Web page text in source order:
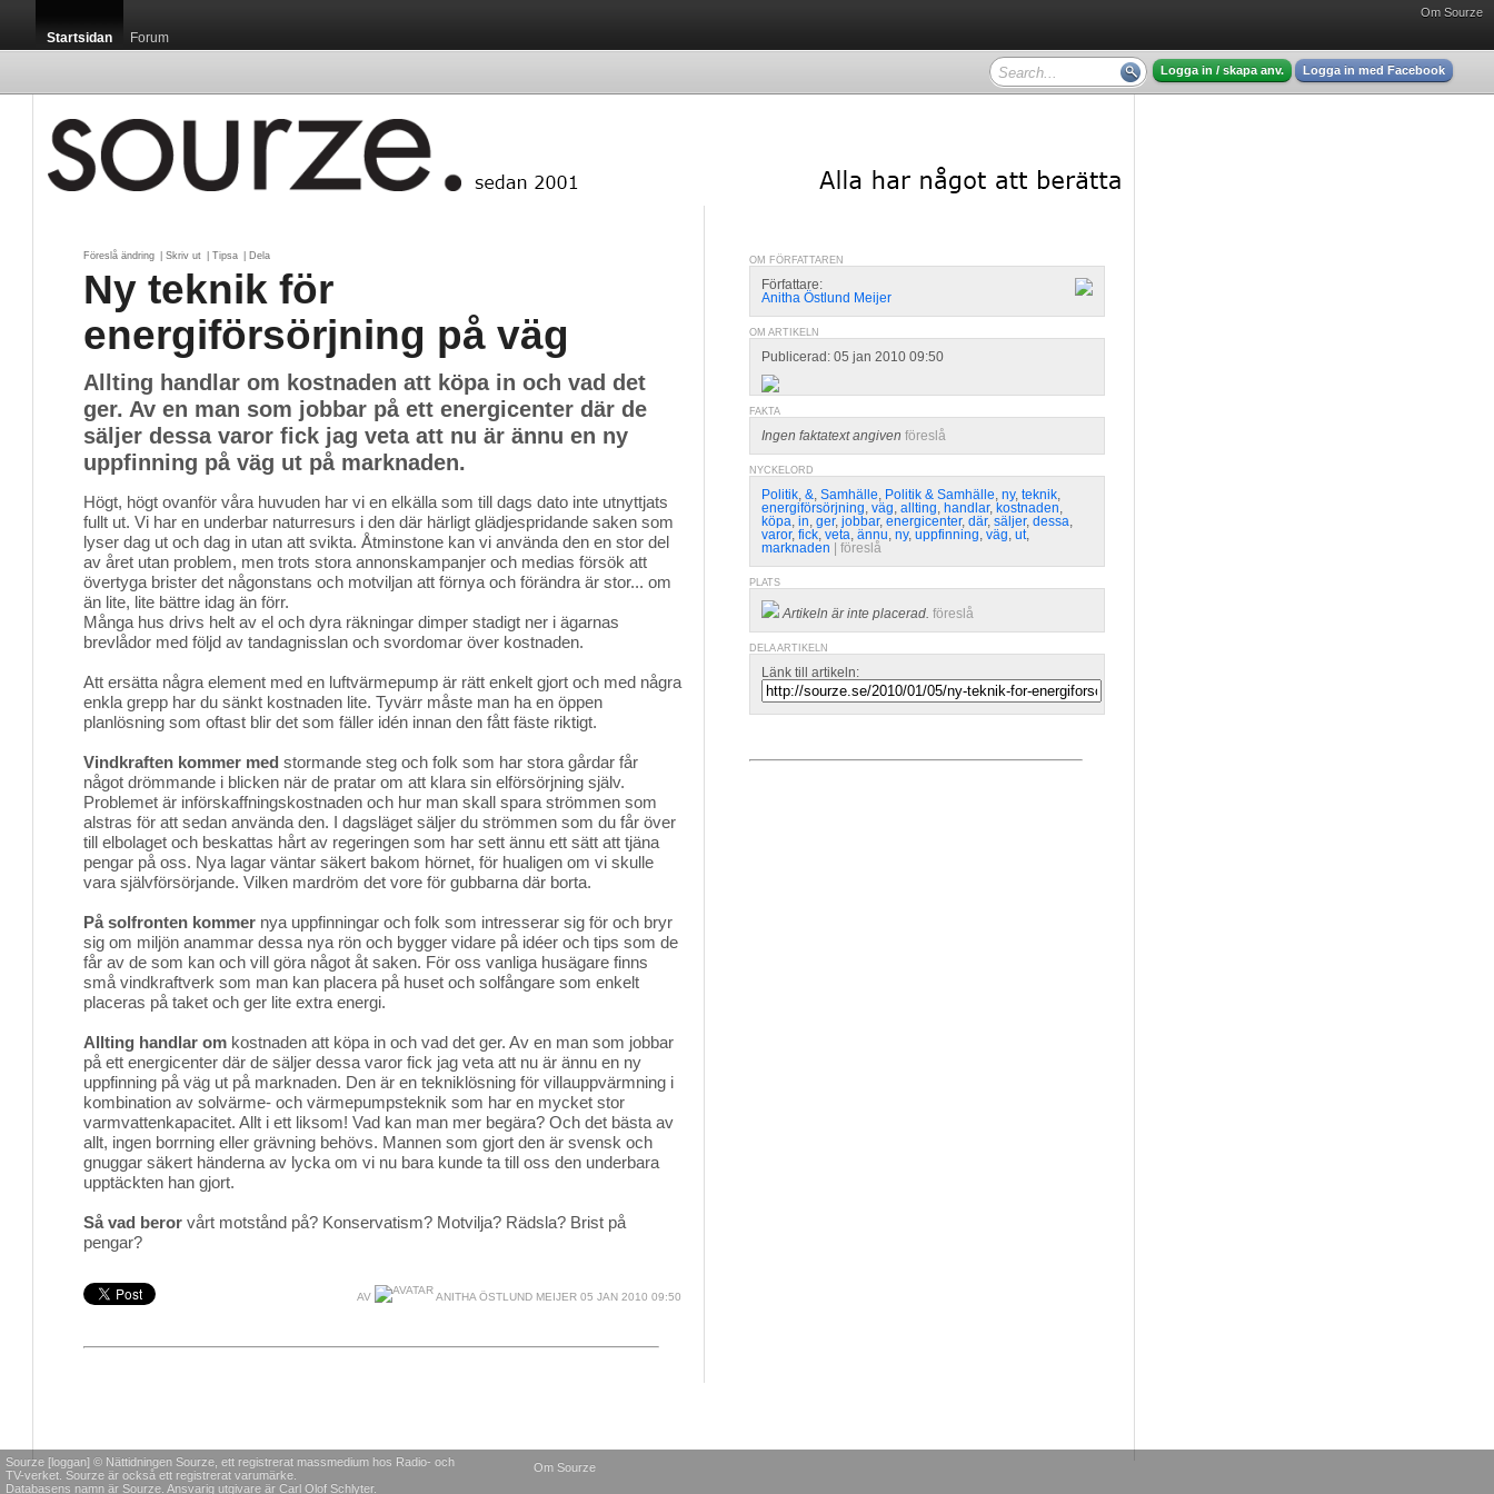
Om Sourze
Startsidan Forum
Logga in / skapa anv. Logga in med Facebook
Föreslå ändring Skriv ut Tipsa Dela
Ny teknik för
energiförsörjning på väg
Allting handlar om kostnaden att köpa in och vad det
ger. Av en man som jobbar på ett energicenter där de
säljer dessa varor fick jag veta att nu är ännu en ny
uppfinning på väg ut på marknaden.
Högt, högt ovanför våra huvuden har vi en elkälla som till dags dato inte utnyttjats
fullt ut. Vi har en underbar naturresurs i den där härligt glädjespridande saken som
lyser dag ut och dag in utan att svikta. Åtminstone kan vi använda den en stor del
av året utan problem, men trots stora annonskampanjer och medias försök att
övertyga brister det någonstans och motviljan att förnya och förändra är stor... om
än lite, lite bättre idag än förr.
Många hus drivs helt av el och dyra räkningar dimper stadigt ner i ägarnas
brevlådor med följd av tandagnisslan och svordomar över kostnaden.
Att ersätta några element med en luftvärmepump är rätt enkelt gjort och med några
enkla grepp har du sänkt kostnaden lite. Tyvärr måste man ha en öppen
planlösning som oftast blir det som fäller idén innan den fått fäste riktigt.
Vindkraften kommer med stormande steg och folk som har stora gårdar får
något drömmande i blicken när de pratar om att klara sin elförsörjning själv.
Problemet är införskaffningskostnaden och hur man skall spara strömmen som
alstras för att sedan använda den. I dagsläget säljer du strömmen som du får över
till elbolaget och beskattas hårt av regeringen som har sett ännu ett sätt att tjäna
pengar på oss. Nya lagar väntar säkert bakom hörnet, för hualigen om vi skulle
vara självförsörjande. Vilken mardröm det vore för gubbarna där borta.
På solfronten kommer nya uppfinningar och folk som intresserar sig för och bryr
sig om miljön anammar dessa nya rön och bygger vidare på idéer och tips som de
får av de som kan och vill göra något åt saken. För oss vanliga husägare finns
små vindkraftverk som man kan placera på huset och solfångare som enkelt
placeras på taket och ger lite extra energi.
Allting handlar om kostnaden att köpa in och vad det ger. Av en man som jobbar
på ett energicenter där de säljer dessa varor fick jag veta att nu är ännu en ny
uppfinning på väg ut på marknaden. Den är en tekniklösning för villauppvärmning i
kombination av solvärme- och värmepumpsteknik som har en mycket stor
varmvattenkapacitet. Allt i ett liksom! Vad kan man mer begära? Och det bästa av
allt, ingen borrning eller grävning behövs. Mannen som gjort den är svensk och
gnuggar säkert händerna av lycka om vi nu bara kunde ta till oss den underbara
upptäckten han gjort.
Så vad beror vårt motstånd på? Konservatism? Motvilja? Rädsla? Brist på
pengar?
AV ANITHA ÖSTLUND MEIJER 05 JAN 2010 09:50
OM FÖRFATTAREN
Författare:
Anitha Östlund Meijer
OM ARTIKELN
Publicerad: 05 jan 2010 09:50
FAKTA
Ingen faktatext angiven föreslå
NYCKELORD
Politik, &, Samhälle, Politik & Samhälle, ny, teknik,
energiförsörjning, väg, allting, handlar, kostnaden,
köpa, in, ger, jobbar, energicenter, där, säljer, dessa,
varor, fick, veta, ännu, ny, uppfinning, väg, ut,
marknaden
föreslå
PLATS
Artikeln är inte placerad. föreslå
DELA ARTIKELN
Länk till artikeln:
Sourze [loggan] © Nättidningen Sourze, ett registrerat massmedium hos Radio- och
TV-verket. Sourze är också ett registrerat varumärke.
Databasens namn är Sourze. Ansvarig utgivare är Carl Olof Schlyter.
Om Sourze